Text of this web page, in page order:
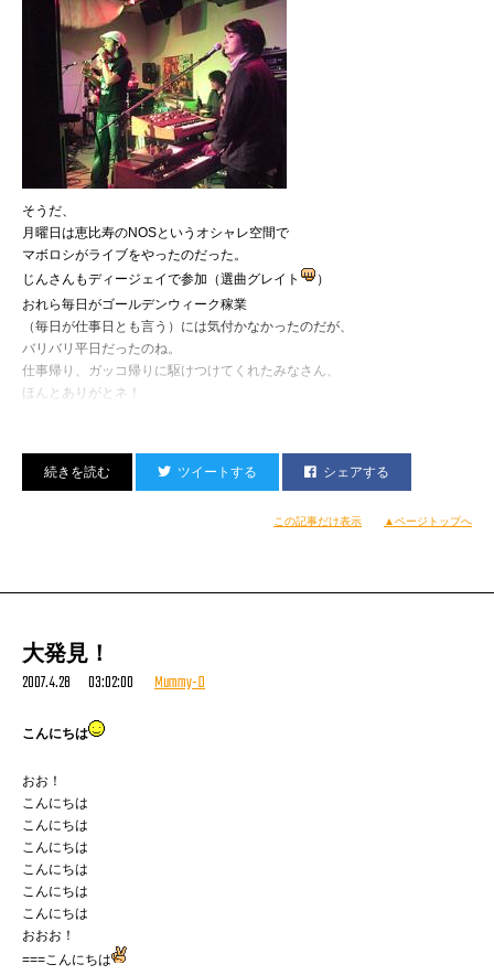
そうだ、
月曜日は恵比寿のNOSというオシャレ空間で
マボロシがライブをやったのだった。
じんさんもディージェイで参加（選曲グレイト
）
おれら毎日がゴールデンウィーク稼業
（毎日が仕事日とも言う）には気付かなかったのだが、
バリバリ平日だったのね。
仕事帰り、ガッコ帰りに駆けつけてくれたみなさん、
ほんとありがとネ！
帰り始めるお客に無理矢理アンコールをお届けするという
前代未聞のハプニングもありましたが、
ディアンジェロっつーかB-Boyスタンスなヤマタツっていうか…。
みんないちど是非ライブを観てみた方がいい。
オレもまた熱烈共演（競演）希望。
http://music.ameba.jp/sakai-yu/
日々の不摂生がたたったか、
朝方台所でリリックを書いていたためか。
前に寝違えた首や、肩甲骨の辺り、関節など痛し。
久々に38℃を記録。スタジオをとばす。
ツイートする シェアする
この記事だけ表示 ▲ページトップへ
大発見！
2007.4.28 03:02:00 Mummy-D
こんにちは
おお！
こんにちは
こんにちは
こんにちは
こんにちは
こんにちは
こんにちは
おおお！
===こんにちは